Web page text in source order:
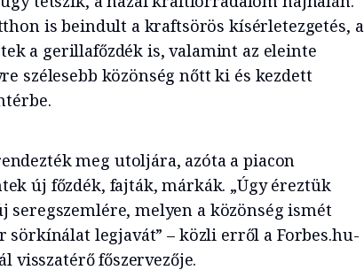
is beindult a kraftsörös kísérletezgetés, a
a gerillafőzdék is, valamint az eleinte
szélesebb közönség nőtt ki és kezdett
meg utoljára, azóta a piacon
új főzdék, fajták, márkák. „Úgy éreztük
seregszemlére, melyen a közönség ismét
sörkínálat legjavát” – közli erről a Forbes.hu-
visszatérő főszervezője.